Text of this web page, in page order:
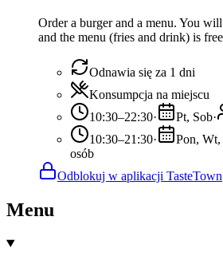
Order a burger and a menu. You
and the menu (fries and drink) is
Odnawia się za 1 dni
Konsumpcja na miejscu
10:30–22:30· Pt, Sob·
10:30–21:30· Pon,
osób
Odblokuj w aplikacji TasteTown
Menu